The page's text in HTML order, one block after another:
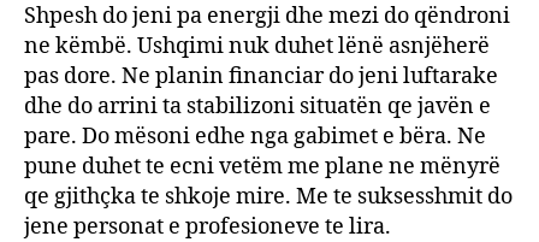
Shpesh do jeni pa energji dhe mezi do qëndroni
ne këmbë. Ushqimi nuk duhet lënë asnjëherë
pas dore. Ne planin financiar do jeni luftarake
dhe do arrini ta stabilizoni situatën qe javën e
pare. Do mësoni edhe nga gabimet e bëra. Ne
pune duhet te ecni vetëm me plane ne mënyrë
qe gjithçka te shkoje mire. Me te suksesshmit do
jene personat e profesioneve te lira.